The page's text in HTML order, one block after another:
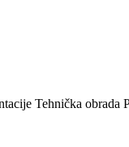
Tehnička obrada